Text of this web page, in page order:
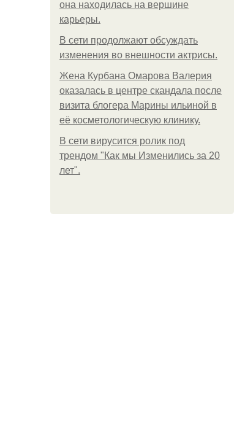
она находилась на вершине
карьеры.
В сети продолжают обсуждать
изменения во внешности актрисы.
Жена Курбана Омарова Валерия
оказалась в центре скандала после
визита блогера Марины ильиной в
её косметологическую клинику.
В сети вирусится ролик под
трендом "Как мы Изменились за 20
лет".